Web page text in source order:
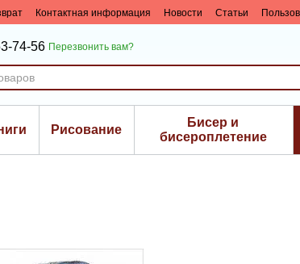
Контактная информация Новости Статьи
74-56 Перезвонить вам?
Рисование
Бисер и
биcероплетение